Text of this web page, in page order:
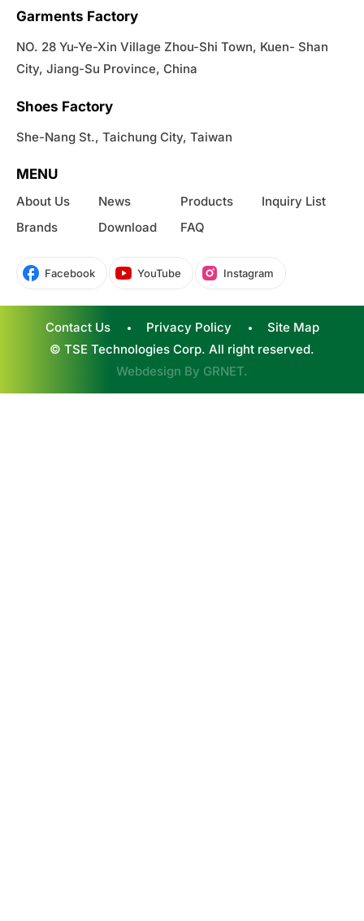
Garments Factory
NO. 28 Yu-Ye-Xin Village Zhou-Shi Town, Kuen- Shan
City, Jiang-Su Province, China
Shoes Factory
She-Nang St., Taichung City, Taiwan
MENU
About Us News Products
Inquiry List
Brands
Download FAQ
Facebook YouTube Instagram
Contact Us Privacy Policy
Site Map
© TSE Technologies Corp. All right reserved.
Webdesign By GRNET.